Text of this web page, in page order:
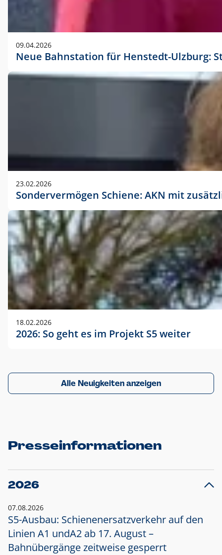
09.04.2026
Neue Bahnstation für Henstedt-Ulzburg:
23.02.2026
Sondervermögen Schiene: AKN mit
18.02.2026
2026: So geht es im Projekt S5 weiter
Alle Neuigkeiten anzeigen
Presseinformationen
2026
07.08.2026
S5-Ausbau: Schienenersatzverkehr auf den
Linien A1 undA2 ab 17. August –
Bahnübergänge zeitweise gesperrt